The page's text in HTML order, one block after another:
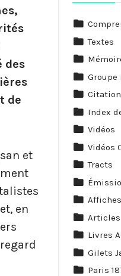
des
de
et
en
Textes
Groupe
Index
Vidéos
Vidéos
Tracts
Articles
Livres
Gilets
Paris